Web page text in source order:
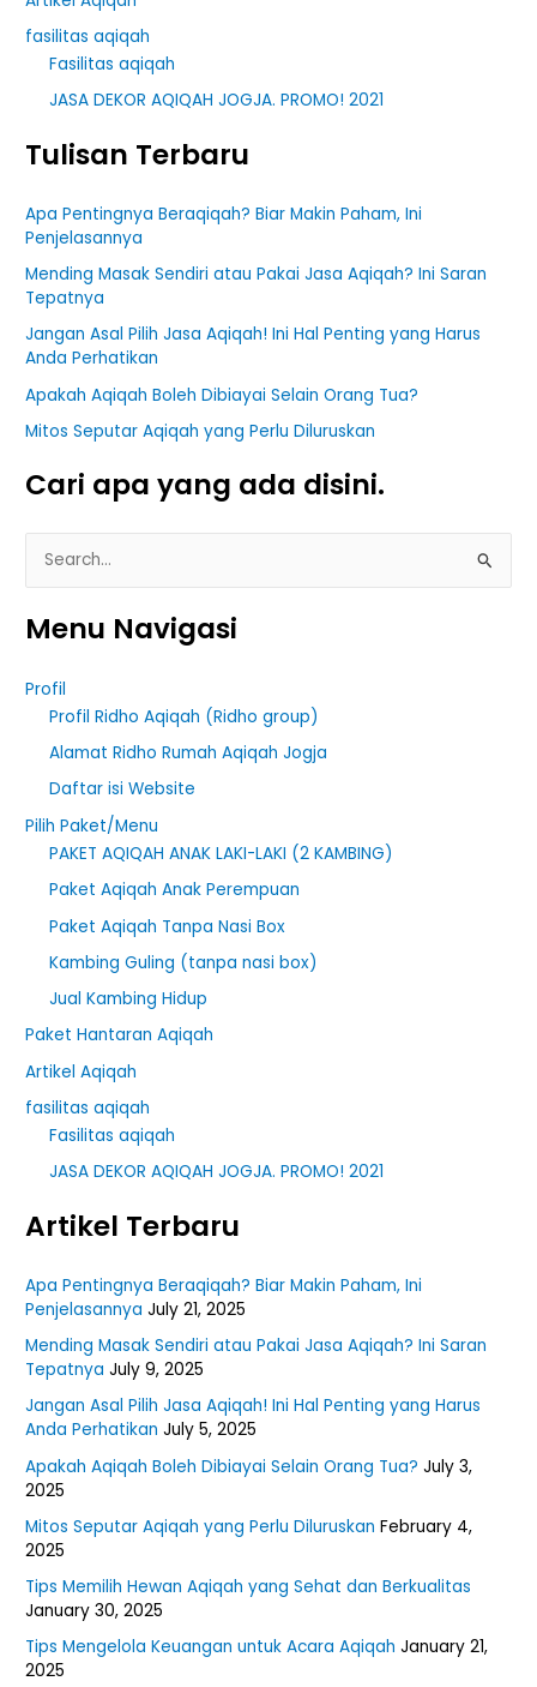
fasilitas aqiqah
Fasilitas aqiqah
JASA DEKOR AQIQAH JOGJA. PROMO! 2021
Tulisan Terbaru
Apa Pentingnya Beraqiqah? Biar Makin Paham, Ini
Penjelasannya
Mending Masak Sendiri atau Pakai Jasa Aqiqah? Ini Saran
Tepatnya
Jangan Asal Pilih Jasa Aqiqah! Ini Hal Penting yang Harus
Anda Perhatikan
Apakah Aqiqah Boleh Dibiayai Selain Orang Tua?
Mitos Seputar Aqiqah yang Perlu Diluruskan
Cari apa yang ada disini.
a
c
r
Menu Navigasi
Profil
Profil Ridho Aqiqah (Ridho group)
Alamat Ridho Rumah Aqiqah Jogja
Daftar isi Website
Pilih Paket/Menu
PAKET AQIQAH ANAK LAKI-LAKI (2 KAMBING)
Paket Aqiqah Anak Perempuan
Paket Aqiqah Tanpa Nasi Box
Kambing Guling (tanpa nasi box)
Jual Kambing Hidup
Paket Hantaran Aqiqah
Artikel Aqiqah
fasilitas aqiqah
Fasilitas aqiqah
JASA DEKOR AQIQAH JOGJA. PROMO! 2021
Artikel Terbaru
Apa Pentingnya Beraqiqah? Biar Makin Paham, Ini
Penjelasannya July 21, 2025
Mending Masak Sendiri atau Pakai Jasa Aqiqah? Ini Saran
Tepatnya July 9, 2025
Jangan Asal Pilih Jasa Aqiqah! Ini Hal Penting yang Harus
Anda Perhatikan July 5, 2025
Apakah Aqiqah Boleh Dibiayai Selain Orang Tua? July 3,
2025
Mitos Seputar Aqiqah yang Perlu Diluruskan February 4,
2025
Tips Memilih Hewan Aqiqah yang Sehat dan Berkualitas
January 30, 2025
Tips Mengelola Keuangan untuk Acara Aqiqah January 21,
2025